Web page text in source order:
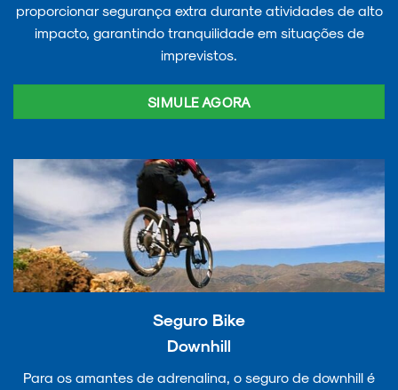
proporcionar segurança extra durante atividades de alto
impacto, garantindo tranquilidade em situações de
imprevistos.
SIMULE AGORA
Seguro Bike
Downhill
Para os amantes de adrenalina, o seguro de downhill é